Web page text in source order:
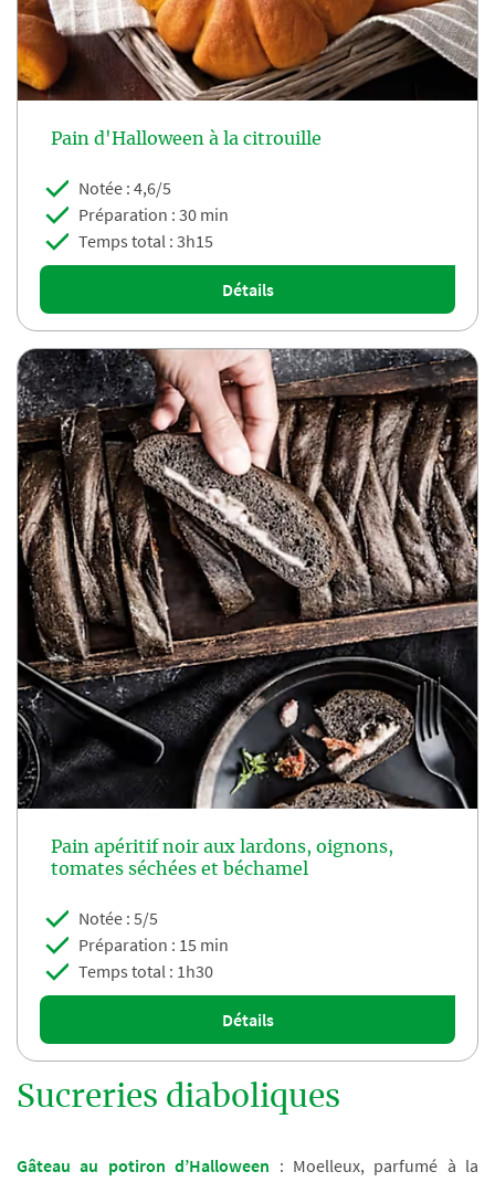
Pain d'Halloween à la citrouille
Notée : 4,6/5
Préparation : 30 min
Temps total : 3h15
Détails
Pain apéritif noir aux lardons, oignons,
tomates séchées et béchamel
Notée : 5/5
Préparation : 15 min
Temps total : 1h30
Détails
Sucreries diaboliques
Gâteau au potiron d’Halloween : Moelleux, parfumé à la